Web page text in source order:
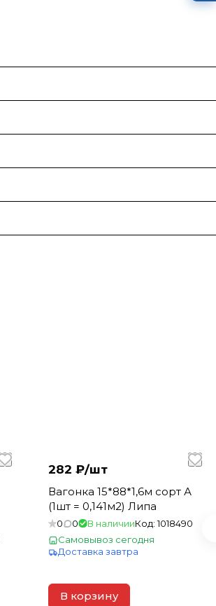
282 ₽/шт
Вагонка 15*88*1,6м сорт А
(1шт = 0,141м2) Липа
0 0 В наличииКод:1018490
Самовывоз сегодня
Доставка завтра
В корзину